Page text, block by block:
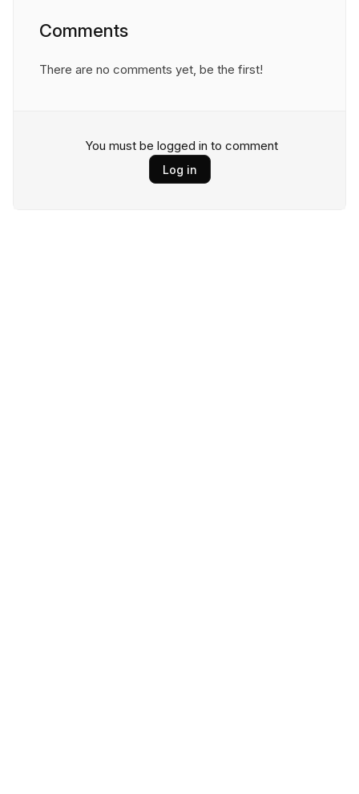
Comments
There are no comments yet, be the first!
You must be logged in to comment
Log in